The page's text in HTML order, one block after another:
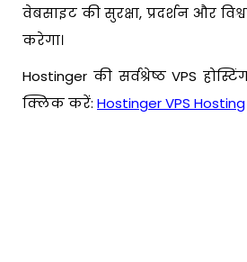
वेबसाइट की सुरक्षा, प्रदर्शन और
करेगा।
Hostinger की सर्वश्रेष्ठ VPS
क्लिक करें: Hostinger VPS Hosting